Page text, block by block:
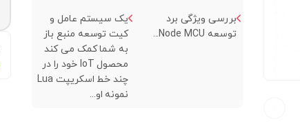
بررسی ویژگی برد
توسعه Node MCU...
یک سیستم عامل و
کیت توسعه منبع باز
به شما کمک می کند
محصول IoT خود را در
چند خط اسکریپت Lua
نمونه او...